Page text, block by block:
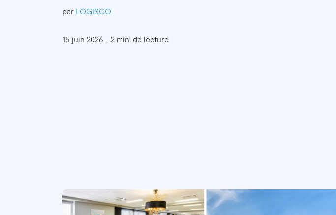
par LOGISCO
15 juin 2026 - 2 min. de lecture